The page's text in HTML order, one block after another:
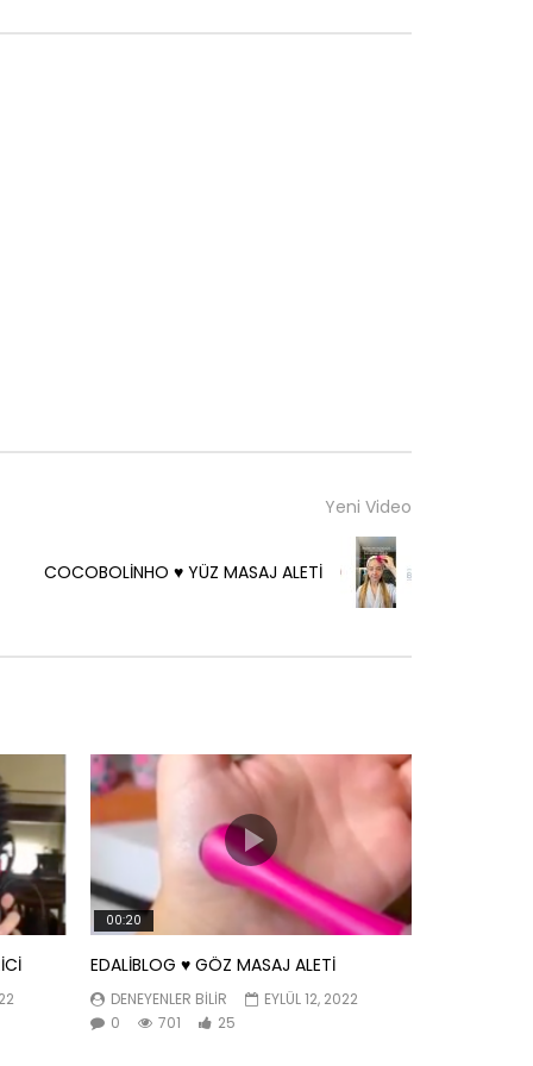
Yeni Video
COCOBOLİNHO ♥️ YÜZ MASAJ ALETİ
00:20
EDALİBLOG ♥️ GÖZ MASAJ ALETİ
DENEYENLER BILIR
EYLÜL 12, 2022
0
701 25